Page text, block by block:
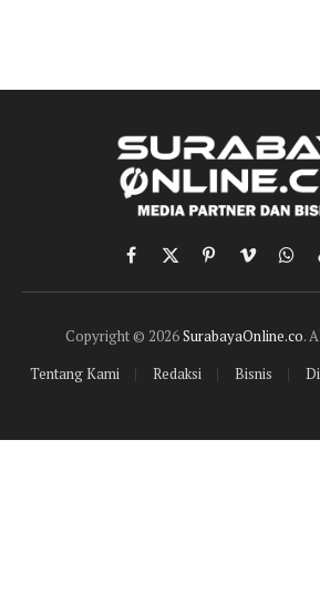
Facebook
X
(Twitter)
PinterestVimeo
Copyright © 2026SurabayaOnline.co.
Tentang Kami
Redaksi Bisnis